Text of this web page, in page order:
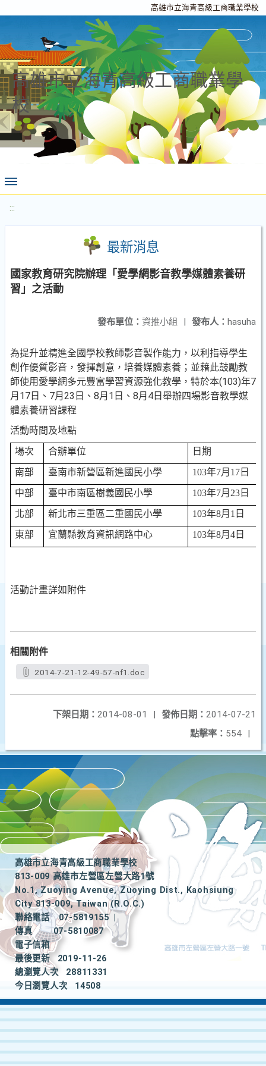
高雄市立海青高級工商職業學校
高雄市立海青高級工商職業學
校
:::
最新消息
國家教育研究院辦理「愛學網影音教學媒體素養研
習」之活動
發布人： hasuha
發布單位： 資推小組 |
為提升並精進全國學校教師影音製作能力，以利指導學生
創作優質影音，發揮創意，培養媒體素養；並藉此鼓勵教
師使用愛學網多元豐富學習資源強化教學，特於本(103)年7
月17日、7月23日、8月1日、8月4日舉辦四場影音教學媒
體素養研習課程
活動時間及地點
場次 合辦單位 日期
南部 臺南市新營區新進國民小學 103年7月 17 日
中部 臺中市南區樹義國民小學 103年7月 23 日
北部 新北市三重區二重國民小學 103年8月 1 日
東部 宜蘭縣教育資訊網路中心 103年8月4 日
活動計畫詳如附件
相關附件
2014-7-21-12-49-57-nf1.doc
發佈日期： 2014-07-21
下架日期： 2014-08-01
|
點擊率： 554 |
高雄市立海青高級工商職業學校
813-009 高雄市左營區左營大路1號
No.1, Zuoying Avenue, Zuoying Dist., Kaohsiung
City 813-009, Taiwan (R.O.C.)
聯絡電話
07-5819155
|
傳真
07-5810087
電子信箱
最後更新
2019-11-26
總瀏覽人次
28811331
今日瀏覽人次
14508